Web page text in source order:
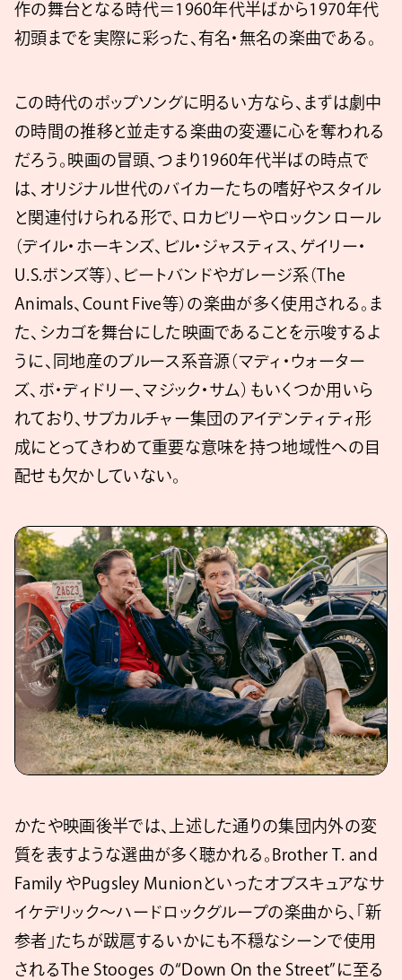
作の舞台となる時代＝1960年代半ばから1970年代
初頭までを実際に彩った、有名・無名の楽曲である。
この時代のポップソングに明るい方なら、まずは劇中
の時間の推移と並走する楽曲の変遷に心を奪われる
だろう。映画の冒頭、つまり1960年代半ばの時点で
は、オリジナル世代のバイカーたちの嗜好やスタイル
と関連付けられる形で、ロカビリーやロックンロール
（デイル・ホーキンズ、ビル・ジャスティス、ゲイリー・
U.S.ボンズ等）、ビートバンドやガレージ系（The
Animals、Count Five等）の楽曲が多く使用される。ま
た、シカゴを舞台にした映画であることを示唆するよ
うに、同地産のブルース系音源（マディ・ウォーター
ズ、ボ・ディドリー、マジック・サム）もいくつか用いら
れており、サブカルチャー集団のアイデンティティ形
成にとってきわめて重要な意味を持つ地域性への目
配せも欠かしていない。
かたや映画後半では、上述した通りの集団内外の変
質を表すような選曲が多く聴かれる。Brother T. and
Family やPugsley Munionといったオブスキュアなサ
イケデリック〜ハードロックグループの楽曲から、「新
参者」たちが跋扈するいかにも不穏なシーンで使用
されるThe Stooges の“Down On the Street”に至る